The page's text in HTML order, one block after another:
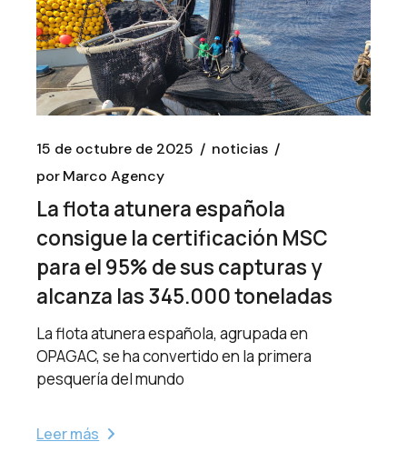
15 de octubre de 2025
noticias
porMarco Agency
La flota atunera española
consigue la certificación MSC
para el 95% de sus capturas y
alcanza las 345.000 toneladas
La flota atunera española, agrupada en
OPAGAC, se ha convertido en la primera
pesquería del mundo
Leer más